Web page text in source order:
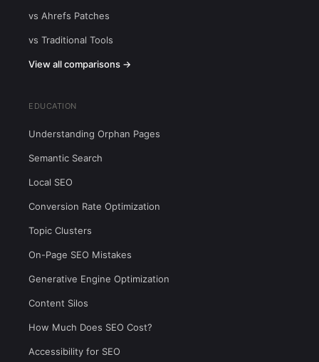
vs Ahrefs Patches
vs Traditional Tools
View all comparisons →
EDUCATION
Understanding Orphan Pages
Semantic Search
Local SEO
Conversion Rate Optimization
Topic Clusters
On-Page SEO Mistakes
Generative Engine Optimization
Content Silos
How Much Does SEO Cost?
Accessibility for SEO